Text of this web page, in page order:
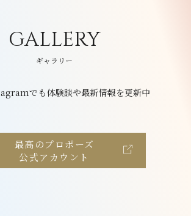
GALLERY
ギャラリー
でも体験談や最新情報を更新中
最高のプロポーズ
公式アカウント